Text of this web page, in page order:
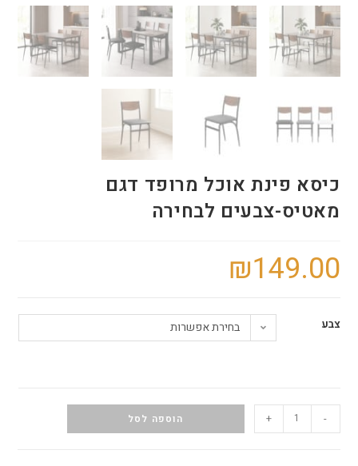
כיסא פינת אוכל מרופד דגם
מאטיס-צבעים לבחירה
₪149.00
צבע בחירת אפשרות
-
+ הוספה לסל